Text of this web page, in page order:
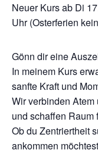
Neuer Kurs ab Di
Uhr (Osterferien
Gönn dir eine
In meinem Kurs
sanfte Kraft und
Wir verbinden
und schaffen Raum
Ob du Zentriertheit
ankommen